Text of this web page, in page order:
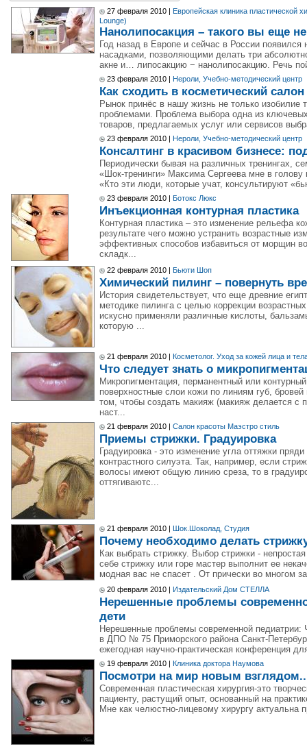
27 февраля 2010 |
Европейская клиника пластической
Lounge)
Нанолипосакция – такого вы еще
Год назад в Европе и сейчас в России
насадками, позволяющими делать три
акне и… липосакцию − нанолипосакцию. Речь
23 февраля 2010 | Нероли, Учебно-методический центр
Как сходить в косметический
Рынок принёс в нашу жизнь не только изобилие
проблемами. Проблема выбора одна из
товаров, предлагаемых услуг или сервисов
23 февраля 2010 | Нероли, Учебно-методический центр
Консалтинг в красивом бизнесе:
Периодически бывая на различных тренингах,
«Шок-тренинги» Максима Сергеева мне в
«Кто эти люди, которые учат, консультируют
23 февраля 2010 | Ботокс Люкс
Инъекционная контурная пластика
Контурная пластика – это изменение рельефа
результате чего можно устранить возрастные
эффективных способов избавиться от морщин
складк...
22 февраля 2010 | Бьюти Шоп
Химический пилинг – повернуть
История свидетельствует, что еще древние
методике пилинга с целью коррекции
искусно применяли различные кислоты,
которую ...
21 февраля 2010 | Косметолог. Уход за кожей лица и
Что следует знать о
Микропигментация, перманентный или
поверхностные слои кожи по линиям губ,
том, чтобы создать макияж (макияж делается с
наст...
21 февраля 2010 | Салон красоты Маэстро стиль
Приемы стрижки. Градуировка
Градуировка - это изменение угла оттяжки
контрастного силуэта. Так, например, если
волосы имеют общую линию среза, то в
оттягиваютс...
21 февраля 2010 | Шок.Шоколад, Студия
Почему необходимо делать
Как выбрать стрижку. Выбор стрижки -
себе стрижку или горе мастер выполнит ее
модная вас не спасет . От прически во многом
20 февраля 2010 | Издательский Дом СТЕЛЛА
Нерешенные проблемы
дети
Нерешенные проблемы современной
в ДПО № 75 Приморского района Санкт-
ежегодная научно-практическая конференция
19 февраля 2010 | Клиника доктора Наумова
Посмотри на мир новым
Современная пластическая хирургия-это
пациенту, растущий опыт, основанный на
Мне как челюстно-лицевому хирургу актуальна